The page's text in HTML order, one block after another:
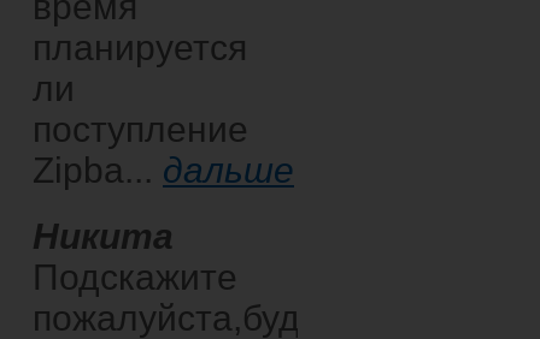
планируется
ли
поступление
Zipba... дальше
Никита
Подскажите
пожалуйста,будет